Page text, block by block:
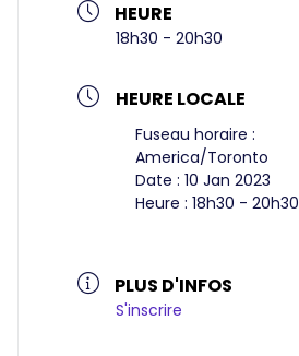
HEURE
18h30 - 20h30
HEURE LOCALE
Fuseau horaire :
America/Toronto
Date :10 Jan 2023
Heure :18h30 - 20h30
PLUS D'INFOS
S'inscrire